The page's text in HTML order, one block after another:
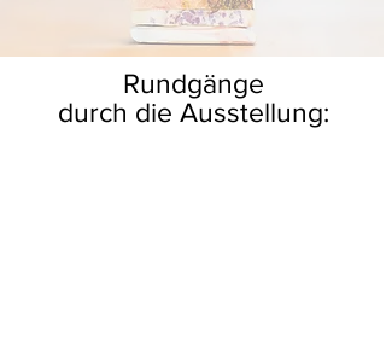
Rundgänge
durch die Ausstellung: